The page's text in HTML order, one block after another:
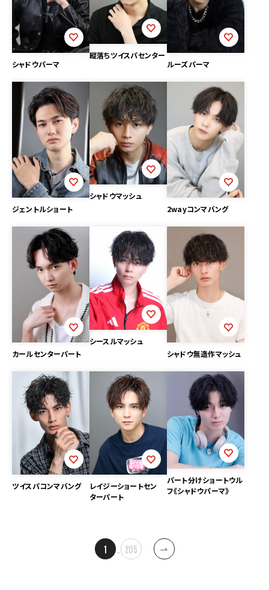
シャドウパーマ
縦落ちツイスパセンター
ルーズパーマ
ジェントルショート
シャドウマッシュ
2wayコンマバング
カールセンターパート
シースルマッシュ
シャドウ無造作マッシュ
ツイスパコンマバング
レイジーショートセン
ターパート
パート分けショートウル
フ《シャドウパーマ》
1 … 205